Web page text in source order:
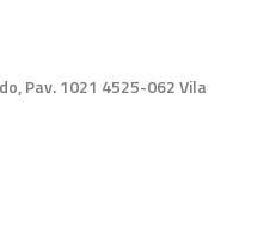
Pav. 1021 4525-062 Vila